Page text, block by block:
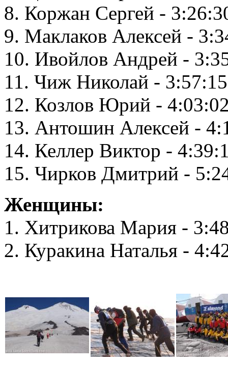
8. Коржан Сергей -
9. Маклаков Алексей -
10. Ивойлов Андрей -
11. Чиж Николай - 3:57:15
12. Козлов Юрий -
13. Антошин Алексей -
14. Келлер Виктор -
15. Чирков Дмитрий -
Женщины:
1. Хитрикова Мария -
2. Куракина Наталья -